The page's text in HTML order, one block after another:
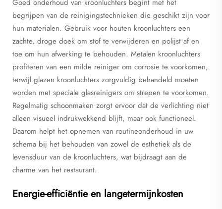
Goed onderhoud van kroonluchters begint met het
begrijpen van de reinigingstechnieken die geschikt zijn voor
hun materialen. Gebruik voor houten kroonluchters een
zachte, droge doek om stof te verwijderen en polijst af en
toe om hun afwerking te behouden. Metalen kroonluchters
profiteren van een milde reiniger om corrosie te voorkomen,
terwijl glazen kroonluchters zorgvuldig behandeld moeten
worden met speciale glasreinigers om strepen te voorkomen.
Regelmatig schoonmaken zorgt ervoor dat de verlichting niet
alleen visueel indrukwekkend blijft, maar ook functioneel.
Daarom helpt het opnemen van routineonderhoud in uw
schema bij het behouden van zowel de esthetiek als de
levensduur van de kroonluchters, wat bijdraagt aan de
charme van het restaurant.
Energie-efficiëntie en langetermijnkosten